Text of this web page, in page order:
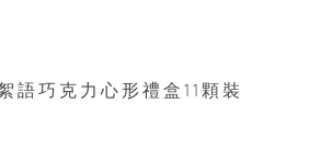
語巧克力心形禮盒11顆裝